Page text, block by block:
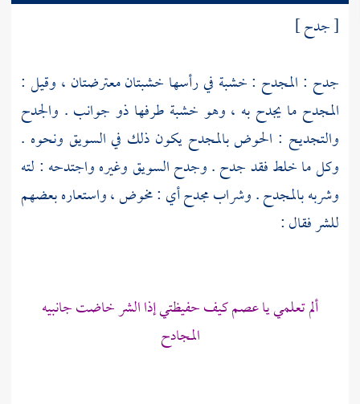
[ جدح ]
جدح : المجدح : خشبة في رأسها خشبتان معترضتان ، وقيل :
المجدح ما يجدح به ، وهو خشبة طرفها ذو جوانب . والجدح
والتجديح : الحوض بالمجدح يكون ذلك في السويق ونحوه .
وكل ما خلط فقد جدح . وجدح السويق وغيره واجتدحه : لته
وشربه بالمجدح . وشراب مجدح أي : مخوض ، واستعاره بعضهم
للشر فقال :
ألم تعلمي يا عصم كيف حفيظتي إذا الشر خاضت جانبيه
المجادح